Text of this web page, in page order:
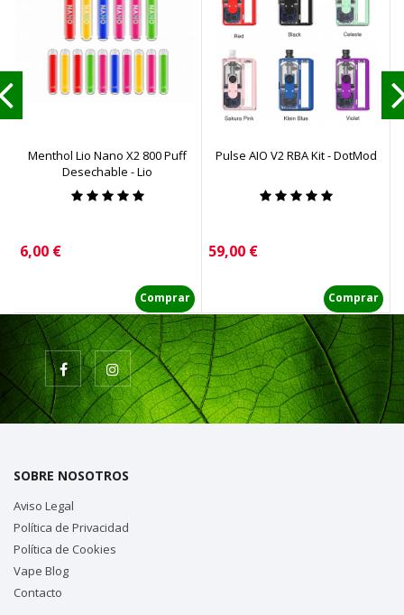
Menthol Lio Nano X2 800 Puff
Desechable - Lio
Precio
6,00 €
Comprar
Pulse AIO V2 RBA Kit - DotMod
Precio
59,00 €
Comprar
SOBRE NOSOTROS
Aviso Legal
Política de Privacidad
Política de Cookies
Vape Blog
Contacto